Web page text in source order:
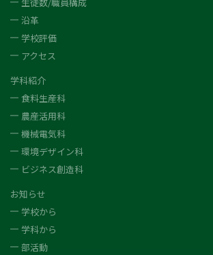
沿革
学校評価
アクセス
学科紹介
食料生産科
農産活用科
機械電気科
環境デザイン科
ビジネス創造科
お知らせ
学校から
学科から
部活動